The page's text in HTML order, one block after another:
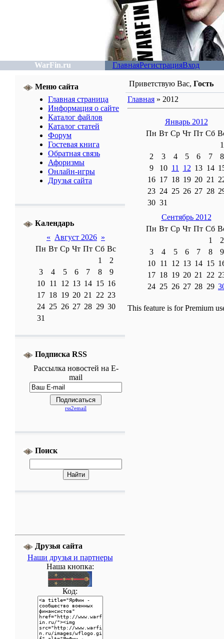
WarFin.ru ГлавнаяРегистрацияВход
Меню сайта
Главная страница
Информация о сайте
Каталог файлов
Каталог статей
Форум
Гостевая книга
Обратная связь
Афоризмы
Онлайн-игры
Друзья сайта
Календарь
« Август 2026 »
Пн Вт Ср Чт Пт Сб Вс
1
2
3
4 5 6 7 8
9
10
11 12 13 14 15 16
17 18 19 20 21 22 23
24 25 26 27 28 29 30
31
Подписка RSS
Рассылка новостей на E-
mail
rss2email
Поиск
Друзья сайта
Наши друзья и партнеры
Наша кнопка:
Код:
Приветствую Вас, Гость
Главная » 2012
Январь 2012
Пн Вт Ср Чт Пт Сб
1
2
3 4 5 6 7
8
9
10 11 12 13 14
16 17 18 19 20 21
23 24 25 26 27 28
30 31
Сентябрь 2012
Пн Вт Ср Чт Пт Сб
1
2
3
4 5 6 7 8
9
10
11 12 13 14 15
17 18 19 20 21 22
24 25 26 27 28 29
This feature is for Premium